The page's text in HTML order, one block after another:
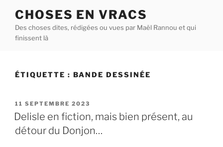
contenu
principal
CHOSES EN VRACS
Des choses dites, rédigées ou vues par Maël Rannou et qui
finissent là
ÉTIQUETTE : BANDE DESSINÉE
PUBLIÉ
LE
11 SEPTEMBRE 2023
Delisle en fiction, mais bien présent, au
détour du Donjon…